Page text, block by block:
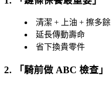
清潔 + 上油 + 擦多餘
延長傳動壽命
省下換貴零件
2. 「 騎前做 ABC 檢查 」